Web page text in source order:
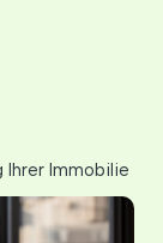
Ihrer Immobilie